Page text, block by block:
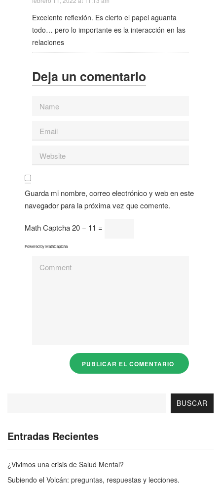
Excelente reflexión. Es cierto el papel aguanta
todo… pero lo importante es la interacción en las
relaciones
Guarda mi nombre, correo electrónico y web en este
navegador para la próxima vez que comente.
Math Captcha20 − 11 =
Powered byMathCaptcha
BUSCAR
Entradas Recientes
¿Vivimos una crisis de Salud Mental?
Subiendo el Volcán: preguntas, respuestas y lecciones.